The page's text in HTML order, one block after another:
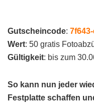
Gutscheincode:
Wert: 50 gratis
Gültigkeit: bis zum
So kann nun jeder
Festplatte schaffen